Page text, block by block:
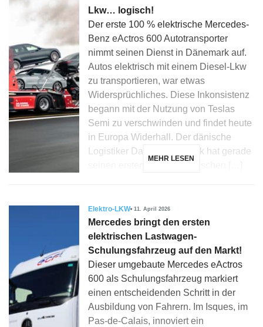
Lkw… logisch!
Der erste 100 % elektrische Mercedes-
Benz eActros 600 Autotransporter
nimmt seinen Dienst in Dänemark auf.
Autos elektrisch mit einem Diesel-Lkw
zu transportieren, war etwas
Widersprüchliches. Diese Inkonsistenz
begann mit der Nutzung von Teslas
Semi zu verschwinden und findet heute
in Europa Widerhall. Der dänische
Logistiker Dansk Auto Logik hat gerade
MEHR LESEN
Elektro-LKW 11. April 2026
Mercedes bringt den ersten
elektrischen Lastwagen-
Schulungsfahrzeug auf den Markt!
Dieser umgebaute Mercedes eActros
600 als Schulungsfahrzeug markiert
einen entscheidenden Schritt in der
Ausbildung von Fahrern. Im Isques, im
Pas-de-Calais, innoviert ein